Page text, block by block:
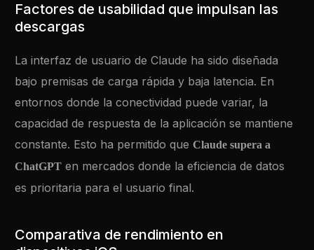
Factores de usabilidad que impulsan las
descargas
La interfaz de usuario de Claude ha sido diseñada
bajo premisas de carga rápida y baja latencia. En
entornos donde la conectividad puede variar, la
capacidad de respuesta de la aplicación se mantiene
constante. Esto ha permitido queClaude supera a
ChatGPT en mercados donde la eficiencia de datos
es prioritaria para el usuario final.
Comparativa de rendimiento en